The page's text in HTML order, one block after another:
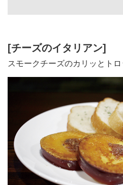
[チーズのイタリアン]
スモークチーズのカリッとト